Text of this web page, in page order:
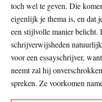
toch wel te geven. Die
eigenlijk je thema is, en dat
een stijlvolle manier
schrijverwijsheden
voor een essayschrijver,
neemt zal hij
spreken. Ze voorkomen